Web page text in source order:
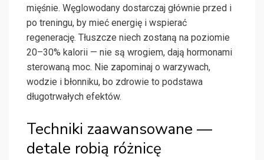
mięśnie. Węglowodany dostarczaj głównie przed i
po treningu, by mieć energię i wspierać
regenerację. Tłuszcze niech zostaną na poziomie
20–30% kalorii — nie są wrogiem, dają hormonami
sterowaną moc. Nie zapominaj o warzywach,
wodzie i błonniku, bo zdrowie to podstawa
długotrwałych efektów.
Techniki zaawansowane —
detale robią różnicę